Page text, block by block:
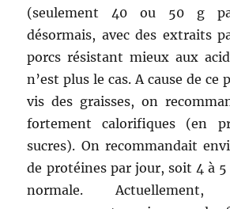
(seulement 40 ou 50 g
désormais, avec des extraits
porcs résistant mieux aux
n’est plus le cas. A cause de
vis des graisses, on
fortement calorifiques (en
sucres). On recommandait
de protéines par jour, soit 4 à
normale.